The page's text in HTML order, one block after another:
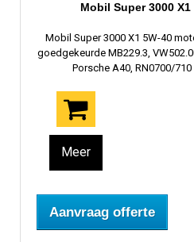
Mobil Super 3000
Mobil Super 3000 X1 5W-40
goedgekeurde MB229.3,
Porsche A40, RN0700/
Meer
Aanvraag offerte